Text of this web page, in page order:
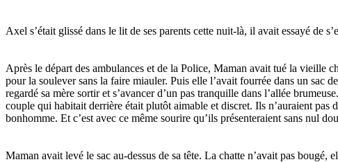
Axel s’était glissé dans le lit de ses parents cette nuit-là, il avait essayé de
Après le départ des ambulances et de la Police, Maman avait tué la vieille
pour la soulever sans la faire miauler. Puis elle l’avait fourrée dans un sac
regardé sa mère sortir et s’avancer d’un pas tranquille dans l’allée
couple qui habitait derrière était plutôt aimable et discret. Ils n’auraient
bonhomme. Et c’est avec ce même sourire qu’ils présenteraient sans nul
Maman avait levé le sac au-dessus de sa tête. La chatte n’avait pas